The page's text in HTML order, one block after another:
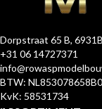
Dorpstraat 65 B,
+31 06 14727371
BTW:
KvK: 58531734